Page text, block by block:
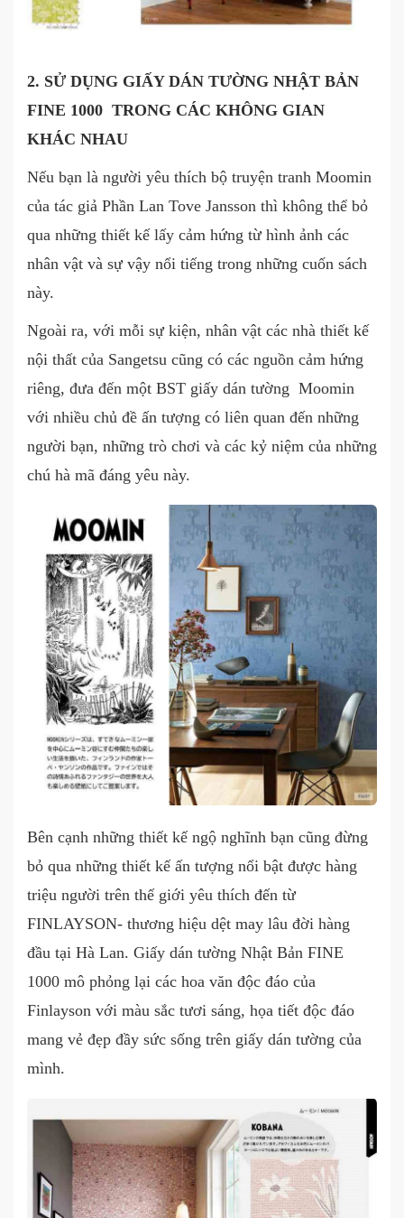
2. SỬ DỤNG GIẤY DÁN TƯỜNG NHẬT BẢN
FINE 1000 TRONG CÁC KHÔNG GIAN
KHÁC NHAU
Nếu bạn là người yêu thích bộ truyện tranh Moomin
của tác giả Phần Lan Tove Jansson thì không thể bỏ
qua những thiết kế lấy cảm hứng từ hình ảnh các
nhân vật và sự vậy nổi tiếng trong những cuốn sách
này.
Ngoài ra, với mỗi sự kiện, nhân vật các nhà thiết kế
nội thất của Sangetsu cũng có các nguồn cảm hứng
riêng, đưa đến một BST giấy dán tường Moomin
với nhiều chủ đề ấn tượng có liên quan đến những
người bạn, những trò chơi và các kỷ niệm của những
chú hà mã đáng yêu này.
Bên cạnh những thiết kế ngộ nghĩnh bạn cũng đừng
bỏ qua những thiết kế ấn tượng nổi bật được hàng
triệu người trên thế giới yêu thích đến từ
FINLAYSON- thương hiệu dệt may lâu đời hàng
đầu tại Hà Lan. Giấy dán tường Nhật Bản FINE
1000 mô phỏng lại các hoa văn độc đáo của
Finlayson với màu sắc tươi sáng, họa tiết độc đáo
mang vẻ đẹp đầy sức sống trên giấy dán tường của
mình.